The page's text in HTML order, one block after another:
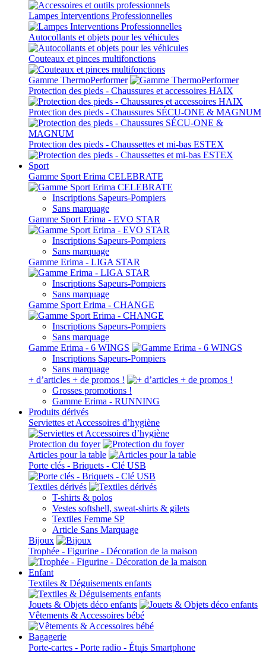
Lampes Interventions Professionnelles
Autocollants et objets pour les véhicules
Couteaux et pinces multifonctions
Gamme ThermoPerformer
Protection des pieds - Chaussures et accessoires HAIX
Protection des pieds - Chaussures SÉCU-ONE & MAGNUM
Protection des pieds - Chaussettes et mi-bas ESTEX
Sport
Gamme Sport Erima CELEBRATE
Inscriptions Sapeurs-Pompiers
Sans marquage
Gamme Sport Erima - EVO STAR
Inscriptions Sapeurs-Pompiers
Sans marquage
Gamme Erima - LIGA STAR
Inscriptions Sapeurs-Pompiers
Sans marquage
Gamme Sport Erima - CHANGE
Inscriptions Sapeurs-Pompiers
Sans marquage
Gamme Erima - 6 WINGS
Inscriptions Sapeurs-Pompiers
Sans marquage
+ d’articles + de promos !
Grosses promotions !
Gamme Erima - RUNNING
Produits dérivés
Serviettes et Accessoires d’hygiène
Protection du foyer
Articles pour la table
Porte clés - Briquets - Clé USB
Textiles dérivés
T-shirts & polos
Vestes softshell, sweat-shirts & gilets
Textiles Femme SP
Article Sans Marquage
Bijoux
Trophée - Figurine - Décoration de la maison
Enfant
Textiles & Déguisements enfants
Jouets & Objets déco enfants
Vêtements & Accessoires bébé
Bagagerie
Porte-cartes - Porte radio - Étuis Smartphone